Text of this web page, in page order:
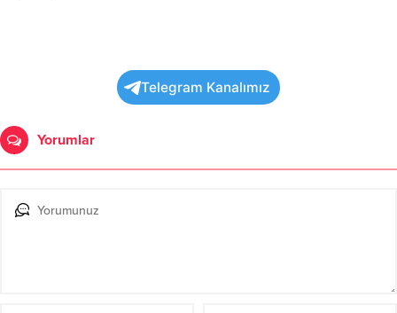
Telegram Kanalımız
Yorumlar